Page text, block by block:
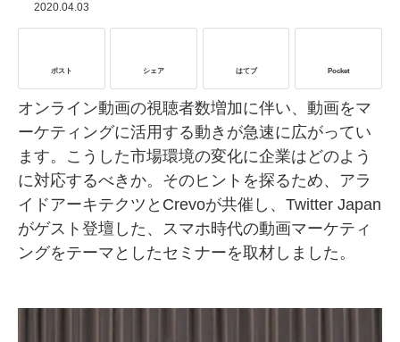
お役立ち資料
サービス資料
SMMLabについて
2020.04.03
ポスト シェア はてブ Pocket
オンライン動画の視聴者数増加に伴い、動画をマ
ーケティングに活用する動きが急速に広がってい
ます。こうした市場環境の変化に企業はどのよう
に対応するべきか。そのヒントを探るため、アラ
イドアーキテクツとCrevoが共催し、Twitter Japan
がゲスト登壇した、スマホ時代の動画マーケティ
ングをテーマとしたセミナーを取材しました。